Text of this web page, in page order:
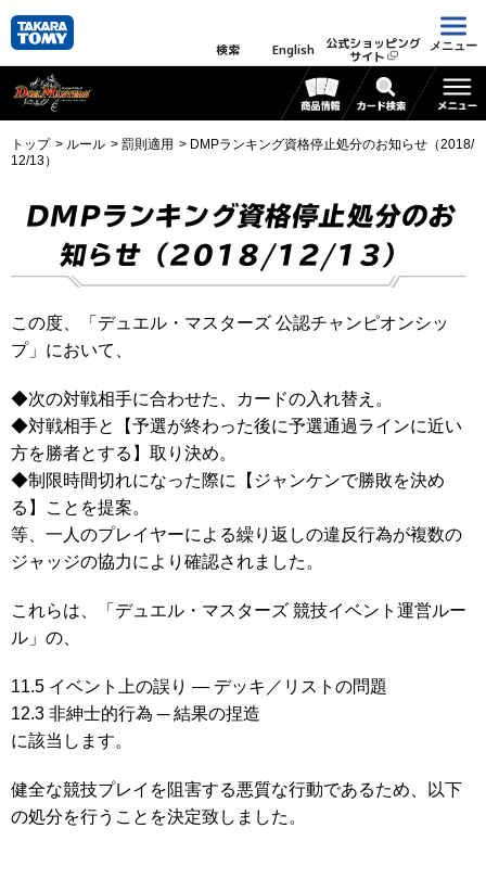
検索 English 公式ショッピング
サイト
メニュー
トップ ルール 罰則適用
DMPランキング資格停止処分のお知らせ（2018/
12/13）
DMPランキング資格停止処分のお
知らせ（2018/12/13）
この度、「デュエル・マスターズ 公認チャンピオンシッ
プ」において、
◆次の対戦相手に合わせた、カードの入れ替え。
◆対戦相手と【予選が終わった後に予選通過ラインに近い
方を勝者とする】取り決め。
◆制限時間切れになった際に【ジャンケンで勝敗を決め
る】ことを提案。
等、一人のプレイヤーによる繰り返しの違反行為が複数の
ジャッジの協力により確認されました。
これらは、「 デュエル・マスターズ 競技イベント運営ルー
ル 」の、
11.5 イベント上の誤り ― デッキ／リストの問題
12.3 非紳士的行為 ─ 結果の捏造
に該当します。
健全な競技プレイを阻害する悪質な行動であるため、以下
の処分を行うことを決定致しました。